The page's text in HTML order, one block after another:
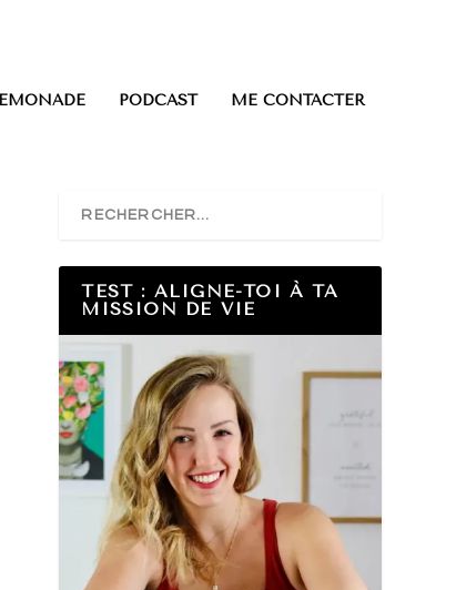
PODCAST ME CONTACTER
TEST : ALIGNE-TOI À TA
MISSION DE VIE